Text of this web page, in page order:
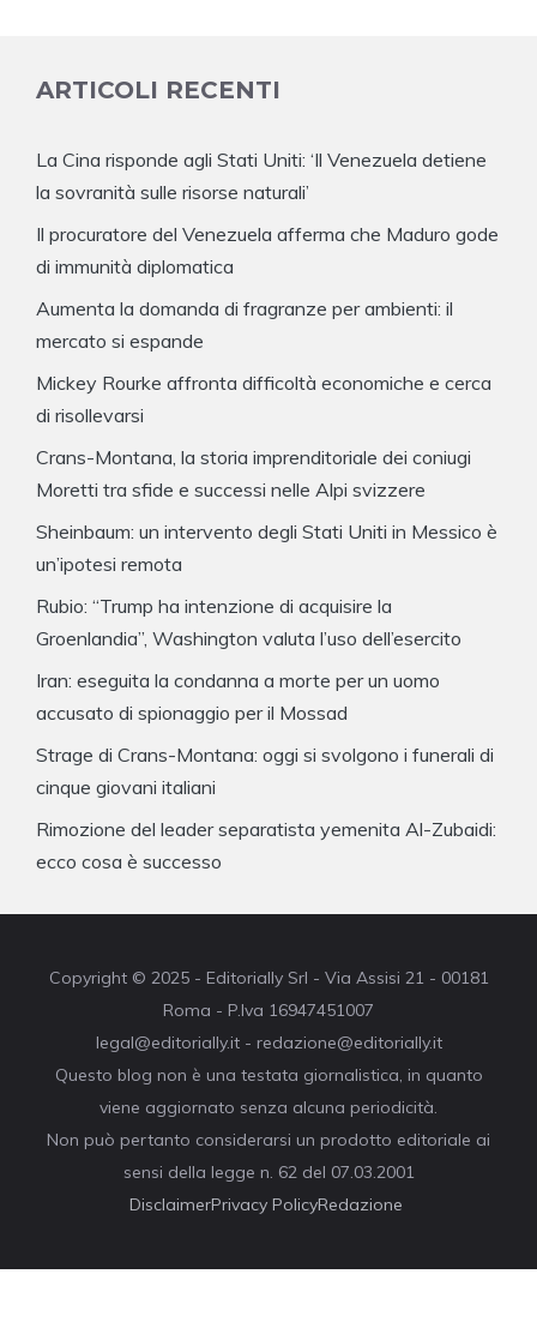
ARTICOLI RECENTI
La Cina risponde agli Stati Uniti: ‘Il Venezuela detiene
la sovranità sulle risorse naturali’
Il procuratore del Venezuela afferma che Maduro gode
di immunità diplomatica
Aumenta la domanda di fragranze per ambienti: il
mercato si espande
Mickey Rourke affronta difficoltà economiche e cerca
di risollevarsi
Crans-Montana, la storia imprenditoriale dei coniugi
Moretti tra sfide e successi nelle Alpi svizzere
Sheinbaum: un intervento degli Stati Uniti in Messico è
un’ipotesi remota
Rubio: “Trump ha intenzione di acquisire la
Groenlandia”, Washington valuta l’uso dell’esercito
Iran: eseguita la condanna a morte per un uomo
accusato di spionaggio per il Mossad
Strage di Crans-Montana: oggi si svolgono i funerali di
cinque giovani italiani
Rimozione del leader separatista yemenita Al-Zubaidi:
ecco cosa è successo
Copyright © 2025 - Editorially Srl - Via Assisi 21 - 00181
Roma - P.Iva 16947451007
legal@editorially.it - redazione@editorially.it
Questo blog non è una testata giornalistica, in quanto
viene aggiornato senza alcuna periodicità.
Non può pertanto considerarsi un prodotto editoriale ai
sensi della legge n. 62 del 07.03.2001
DisclaimerPrivacy PolicyRedazione